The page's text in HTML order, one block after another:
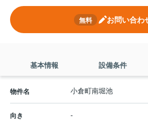
無料 お問い合わ
基本情報 設備条件
物件名 小倉町南堀池
向き -